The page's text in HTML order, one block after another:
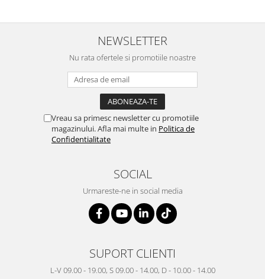
NEWSLETTER
Nu rata ofertele si promotiile noastre
Vreau sa primesc newsletter cu promotiile
magazinului. Afla mai multe in Politica de
Confidentialitate
SOCIAL
Urmareste-ne in social media
SUPORT CLIENTI
L-V 09.00 - 19.00, S 09.00 - 14.00, D - 10.00 - 14.00